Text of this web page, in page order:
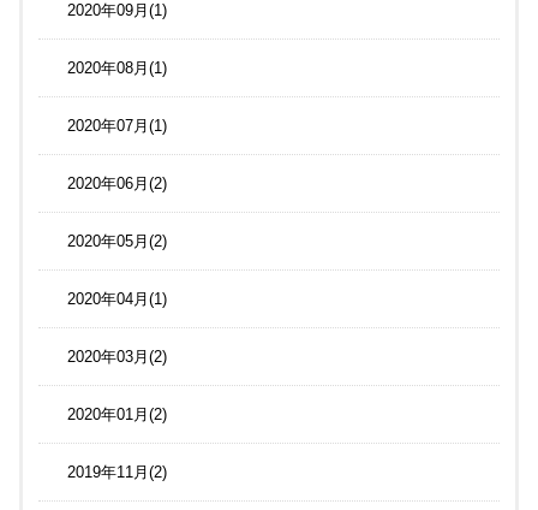
2020年09月(1)
2020年08月(1)
2020年07月(1)
2020年06月(2)
2020年05月(2)
2020年04月(1)
2020年03月(2)
2020年01月(2)
2019年11月(2)